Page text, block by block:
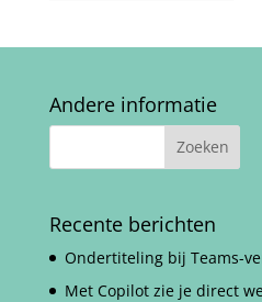
Andere informatie
Recente berichten
Ondertiteling bij Teams-
Met Copilot zie je direct